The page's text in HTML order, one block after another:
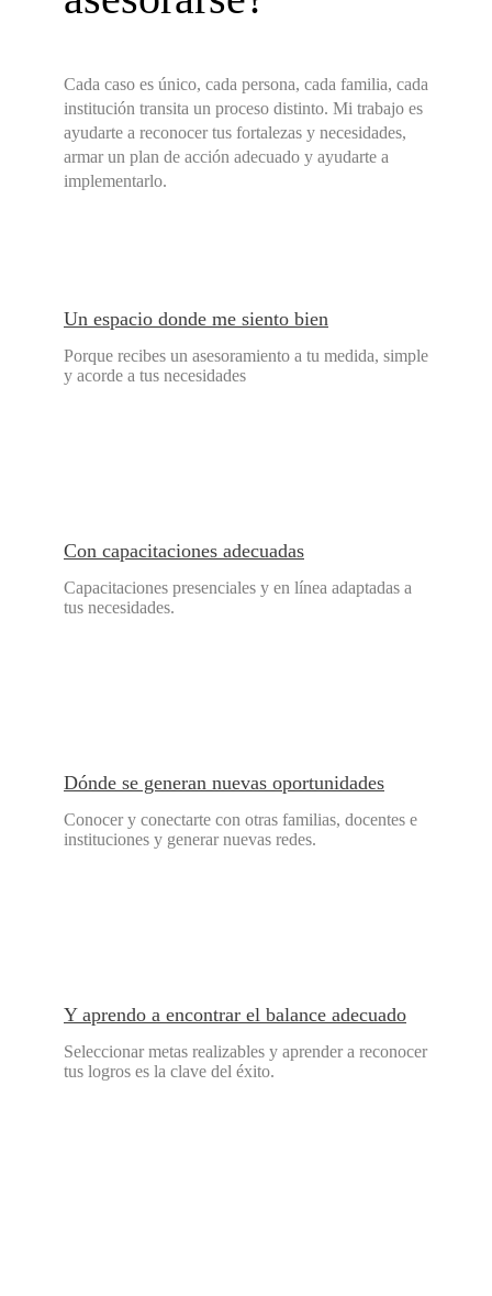
Cada caso es único, cada persona, cada familia, cada
institución transita un proceso distinto. Mi trabajo es
ayudarte a reconocer tus fortalezas y necesidades,
armar un plan de acción adecuado y ayudarte a
implementarlo.
Un espacio donde me siento bien
Porque recibes un asesoramiento a tu medida, simple
y acorde a tus necesidades
Con capacitaciones adecuadas
Capacitaciones presenciales y en línea adaptadas a
tus necesidades.
Dónde se generan nuevas oportunidades
Conocer y conectarte con otras familias, docentes e
instituciones y generar nuevas redes.
Y aprendo a encontrar el balance adecuado
Seleccionar metas realizables y aprender a reconocer
tus logros es la clave del éxito.